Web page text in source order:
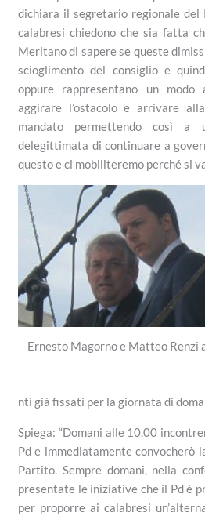
dichiara il segretario regionale del
calabresi chiedono che sia fatta
Meritano di sapere se queste
scioglimento del consiglio e
oppure rappresentano un
aggirare l’ostacolo e arrivare
mandato permettendo così a
delegittimata di continuare a
questo e ci mobiliteremo perché si
Ernesto Magorno e Matteo Renzi
nti già fissati per la giornata di
Spiega: “Domani alle 10.00
Pd e immediatamente convocherò
Partito. Sempre domani, nella
presentate le iniziative che il Pd è
per proporre ai calabresi